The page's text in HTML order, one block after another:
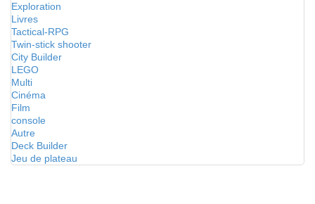
Exploration
Livres
Tactical-RPG
Twin-stick shooter
City Builder
LEGO
Multi
Cinéma
Film
console
Autre
Deck Builder
Jeu de plateau